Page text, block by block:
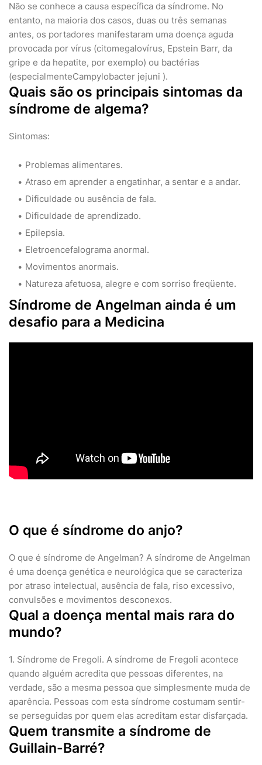
Não se conhece a causa específica da síndrome. No
entanto, na maioria dos casos, duas ou três semanas
antes, os portadores manifestaram uma doença aguda
provocada por vírus (citomegalovírus, Epstein Barr, da
gripe e da hepatite, por exemplo) ou bactérias
(especialmenteCampylobacter jejuni ).
Quais são os principais sintomas da
síndrome de algema?
Sintomas:
Problemas alimentares.
Atraso em aprender a engatinhar, a sentar e a andar.
Dificuldade ou ausência de fala.
Dificuldade de aprendizado.
Epilepsia.
Eletroencefalograma anormal.
Movimentos anormais.
Natureza afetuosa, alegre e com sorriso freqüente.
Síndrome de Angelman ainda é um
desafio para a Medicina
O que é síndrome do anjo?
O que é síndrome de Angelman? A síndrome de Angelman
é uma doença genética e neurológica que se caracteriza
por atraso intelectual, ausência de fala, riso excessivo,
convulsões e movimentos desconexos.
Qual a doença mental mais rara do
mundo?
1. Síndrome de Fregoli. A síndrome de Fregoli acontece
quando alguém acredita que pessoas diferentes, na
verdade, são a mesma pessoa que simplesmente muda de
aparência. Pessoas com esta síndrome costumam sentir-
se perseguidas por quem elas acreditam estar disfarçada.
Quem transmite a síndrome de
Guillain-Barré?